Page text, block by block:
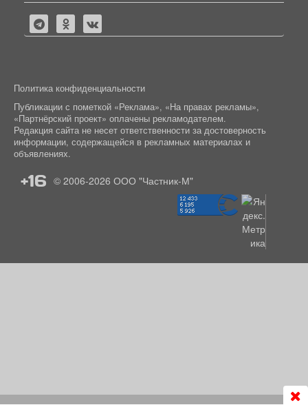
Политика конфиденциальности
Публикации с пометкой «Реклама», «На правах рекламы»,
«Партнёрский проект» оплачены рекламодателем.
Редакция сайта не несет ответственности за достоверность
информации, содержащейся в рекламных материалах и
объявлениях.
+16 © 2006-2026 ООО "Частник-М"